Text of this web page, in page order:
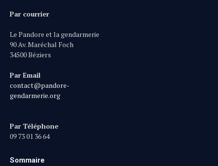
Par courrier
Le Pandore et la gendarmerie
90 Av. Maréchal Foch
34500 Béziers
Par Email
contact@pandore-
gendarmerie.org
Par Téléphone
09 73 01 36 64
Sommaire